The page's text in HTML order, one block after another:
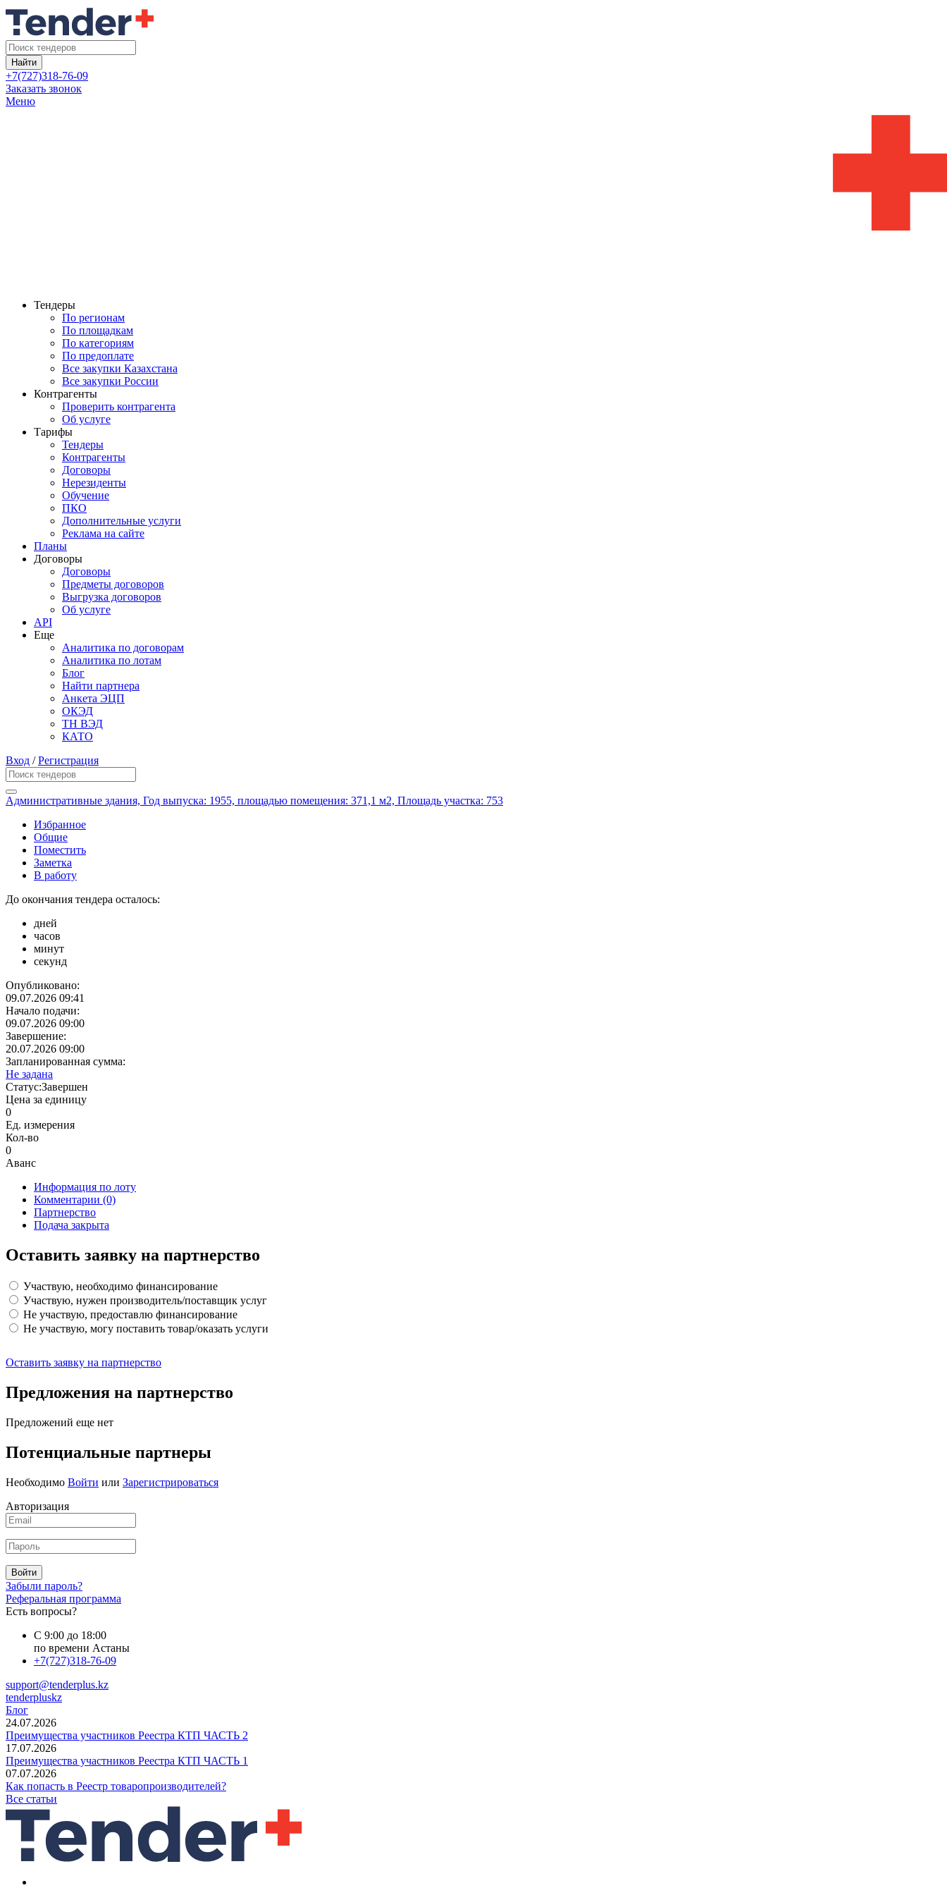
Найти
+7(727)318-76-09
Заказать звонок
Меню
Тендеры
По регионам
По площадкам
По категориям
По предоплате
Все закупки Казахстана
Все закупки России
Контрагенты
Проверить контрагента
Об услуге
Тарифы
Тендеры
Контрагенты
Договоры
Нерезиденты
Обучение
ПКО
Дополнительные услуги
Реклама на сайте
Планы
Договоры
Договоры
Предметы договоров
Выгрузка договоров
Об услуге
API
Еще
Аналитика по договорам
Аналитика по лотам
Блог
Найти партнера
Анкета ЭЦП
ОКЭД
ТН ВЭД
КАТО
Вход /Регистрация
Административные здания, Год выпуска: 1955, площадью помещения: 371,1 м2, Площадь участка: 753
Избранное
Общие
Поместить
Заметка
В работу
До окончания тендера осталось:
дней
часов
минут
секунд
Опубликовано:
09.07.2026 09:41
Начало подачи:
09.07.2026 09:00
Завершение:
20.07.2026 09:00
Запланированная сумма:
Не задана
Статус:Завершен
Цена за единицу
0
Ед. измерения
Кол-во
0
Аванс
Информация по лоту
Комментарии (0)
Партнерство
Подача закрыта
Оставить заявку на партнерство
Участвую, необходимо финансирование
Участвую, нужен производитель/поставщик услуг
Не участвую, предоставлю финансирование
Не участвую, могу поставить товар/оказать услуги
Оставить заявку на партнерство
Предложения на партнерство
Предложений еще нет
Потенциальные партнеры
Необходимо Войти или Зарегистрироваться
Авторизация
Войти
Забыли пароль?
Реферальная программа
Есть вопросы?
С 9:00 до 18:00
по времени Астаны
+7(727)318-76-09
support@tenderplus.kz
tenderpluskz
Блог
24.07.2026
Преимущества участников Реестра КТП ЧАСТЬ 2
17.07.2026
Преимущества участников Реестра КТП ЧАСТЬ 1
07.07.2026
Как попасть в Реестр товаропроизводителей?
Все статьи